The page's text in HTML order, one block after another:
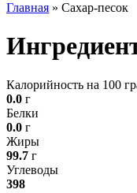
Главная » Сахар-песок
Калорийность на 100
0.0 г
Белки
0.0 г
Жиры
99.7 г
Углеводы
398